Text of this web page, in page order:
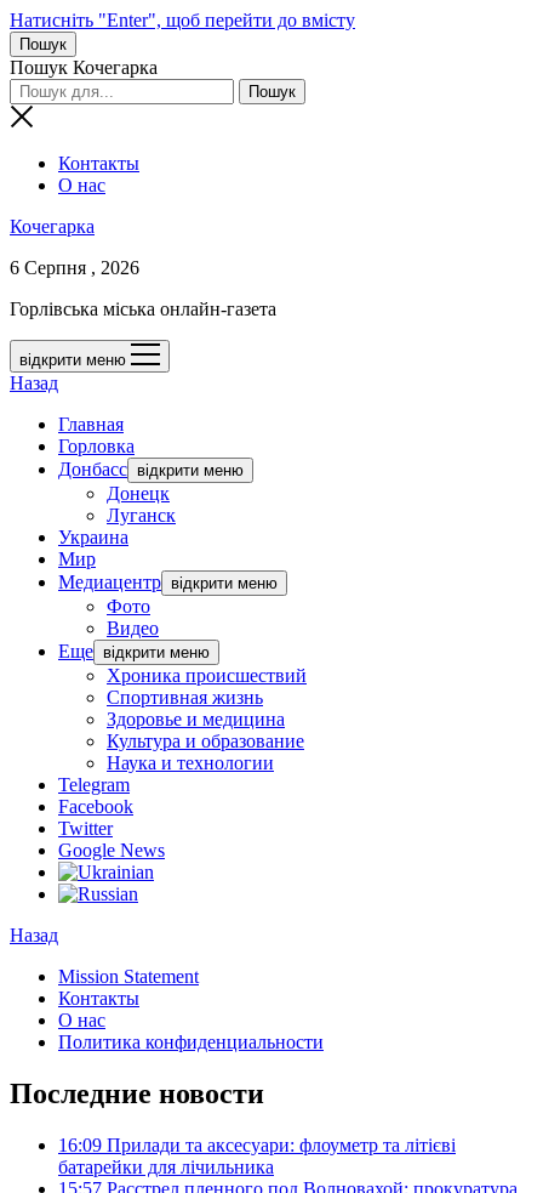
Натисніть "Enter", щоб перейти до вмісту
Пошук
Пошук Кочегарка
Контакты
О нас
Кочегарка
6 Серпня , 2026
Горлівська міська онлайн-газета
відкрити меню
Назад
Главная
Горловка
Донбасс відкрити меню
Донецк
Луганск
Украина
Мир
Медиацентр відкрити меню
Фото
Видео
Еще відкрити меню
Хроника происшествий
Спортивная жизнь
Здоровье и медицина
Культура и образование
Наука и технологии
Telegram
Facebook
Twitter
Google News
Назад
Mission Statement
Контакты
О нас
Политика конфиденциальности
Последние новости
16:09 Прилади та аксесуари: флоуметр та літієві
батарейки для лічильника
15:57 Расстрел пленного под Волновахой: прокуратура